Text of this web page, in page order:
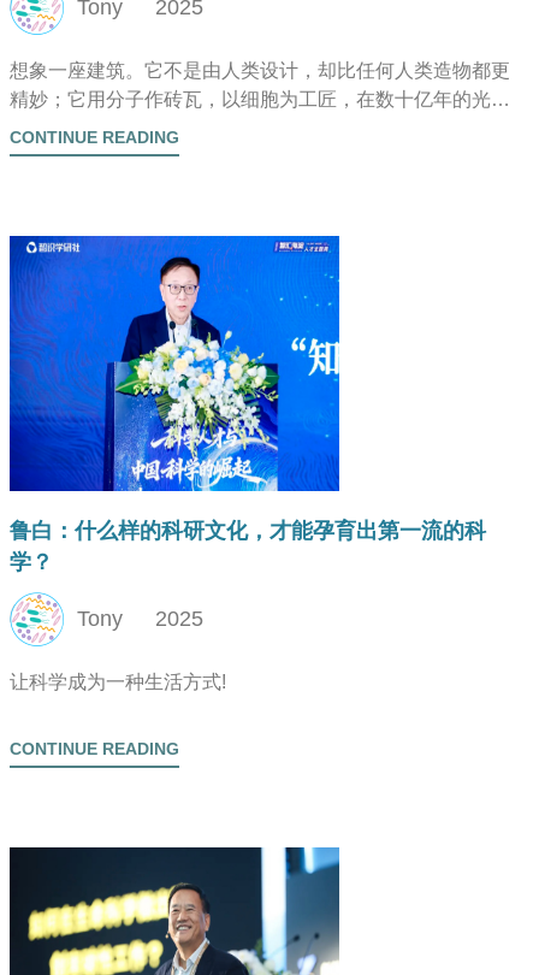
Tony 2025
想象一座建筑。它不是由人类设计，却比任何人类造物都更
精妙；它用分子作砖瓦，以细胞为工匠，在数十亿年的光阴
中不断扩建、改造、超越自身。这不是神话，这是生命存在
的真实形态——一座自我感知、自我维持、与宇宙对话的活
CONTINUE READING
鲁白：什么样的科研文化，才能孕育出第一流的科
学？
Tony 2025
让科学成为一种生活方式!
CONTINUE READING